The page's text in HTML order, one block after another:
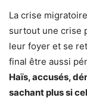
La crise
surtout une crise
leur foyer et se
final être aussi
Haïs, accusés,
sachant plus si